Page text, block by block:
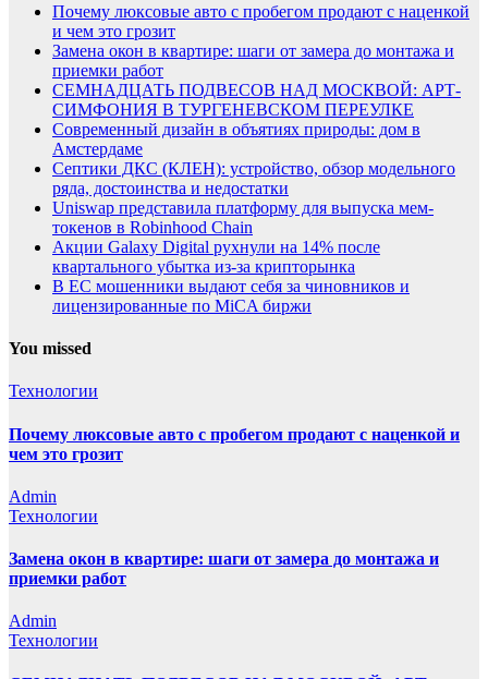
Почему люксовые авто с пробегом продают с наценкой
и чем это грозит
Замена окон в квартире: шаги от замера до монтажа и
приемки работ
СЕМНАДЦАТЬ ПОДВЕСОВ НАД МОСКВОЙ: АРТ-
СИМФОНИЯ В ТУРГЕНЕВСКОМ ПЕРЕУЛКЕ
Современный дизайн в объятиях природы: дом в
Амстердаме
Септики ДКС (КЛЕН): устройство, обзор модельного
ряда, достоинства и недостатки
Uniswap представила платформу для выпуска мем-
токенов в Robinhood Chain
Акции Galaxy Digital рухнули на 14% после
квартального убытка из-за крипторынка
В ЕС мошенники выдают себя за чиновников и
лицензированные по MiCA биржи
You missed
Технологии
Почему люксовые авто с пробегом продают с наценкой и
чем это грозит
Admin
Технологии
Замена окон в квартире: шаги от замера до монтажа и
приемки работ
Admin
Технологии